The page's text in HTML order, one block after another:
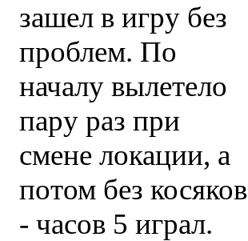
зашел в игру без
проблем. По
началу вылетело
пару раз при
смене локации, а
потом без косяков
- часов 5 играл.